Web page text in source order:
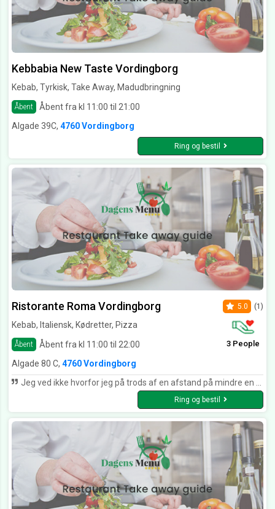
Kebbabia New Taste Vordingborg
Kebab, Tyrkisk, Take Away, Madudbringning
Åbent
Åbent fra kl 11:00 til 21:00
Algade 39C, 4760 Vordingborg
Ring og bestil
Ristorante Roma Vordingborg
Kebab, Italiensk, Kødretter, Pizza
Åbent Åbent fra kl 11:00 til 22:00
5.0 (1)
3 People
Algade 80 C, 4760 Vordingborg
Jeg ved ikke hvorfor jeg på trods af en afstand på mindre en halvtreds meter fra hvor jeg bor. Ikke har besøgt Roma noget oftere. Nu har jeg inden for de sidste tre uger, besøgt Roma og det har begge gange været en rigtig god oplevelse med veltilberedt mad i hyggelige omgivelser. Maden er autentisk og personalet er søde og rare.. Jeg siger tak for dejlig mad og vi ses snart igen :-)
Ring og bestil